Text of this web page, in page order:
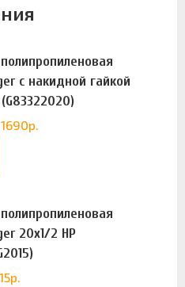
с накидной гайкой
1690р.
20х1/2 НР
р.